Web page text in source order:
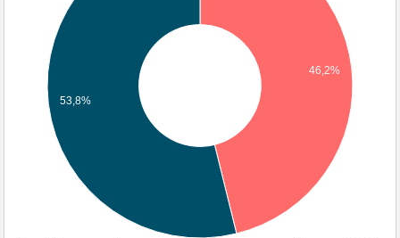
46,2%
53,8%